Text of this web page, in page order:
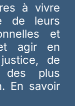
à vivre
de leurs
et
agir en
de
des plus
En savoir